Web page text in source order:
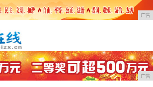
广告
广告